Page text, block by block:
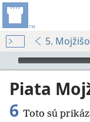
5.
Audio Player
Piata
6 Toto sú